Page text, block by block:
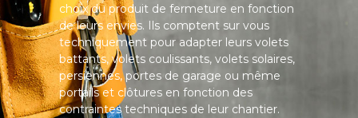
choix du produit de fermeture en fonction
de leurs envies. Ils comptent sur vous
techniquement pour adapter leurs volets
battants, volets coulissants, volets solaires,
persiennes, portes de garage ou même
portails et clôtures en fonction des
contraintes techniques de leur chantier.